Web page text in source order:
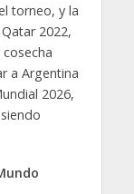
torneo, y la
2022,
a Argentina
2026,